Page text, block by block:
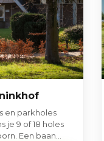
en parkholes
je 9 of 18 holes
Een baan